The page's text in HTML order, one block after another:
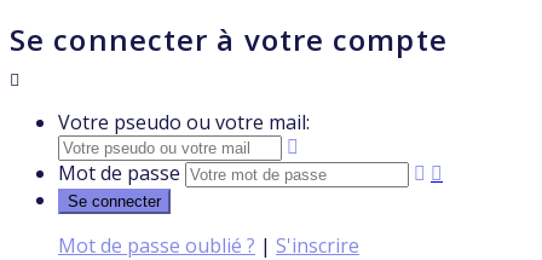
Se connecter à votre compte
Votre pseudo ou votre mail:
Mot de passe
Mot de passe oublié ? | S'inscrire